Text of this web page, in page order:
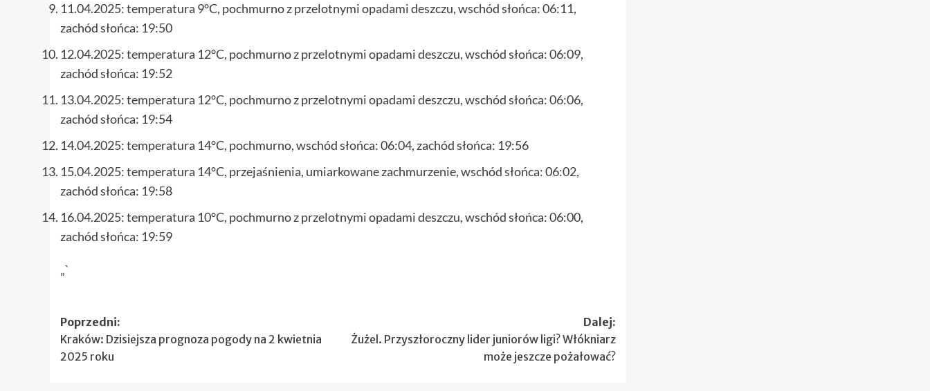
11.04.2025: temperatura 9°C, pochmurno z przelotnymi opadami deszczu, wschód słońca: 06:11,
zachód słońca: 19:50
12.04.2025: temperatura 12°C, pochmurno z przelotnymi opadami deszczu, wschód słońca: 06:09,
zachód słońca: 19:52
13.04.2025: temperatura 12°C, pochmurno z przelotnymi opadami deszczu, wschód słońca: 06:06,
zachód słońca: 19:54
14.04.2025: temperatura 14°C, pochmurno, wschód słońca: 06:04, zachód słońca: 19:56
15.04.2025: temperatura 14°C, przejaśnienia, umiarkowane zachmurzenie, wschód słońca: 06:02,
zachód słońca: 19:58
16.04.2025: temperatura 10°C, pochmurno z przelotnymi opadami deszczu, wschód słońca: 06:00,
zachód słońca: 19:59
„`
Zobacz
wpisy
Poprzedni:
Kraków: Dzisiejsza prognoza pogody na 2 kwietnia
2025 roku
Dalej:
Żużel. Przyszłoroczny lider juniorów ligi? Włókniarz
może jeszcze pożałować?